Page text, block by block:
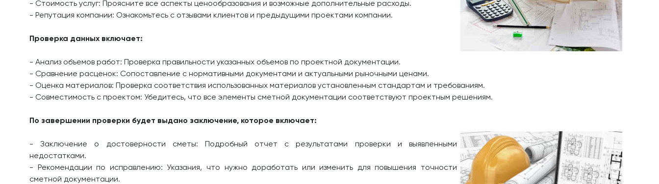
- Стоимость услуг: Проясните все аспекты ценообразования и возможные дополнительные расходы.
- Репутация компании: Ознакомьтесь с отзывами клиентов и предыдущими проектами компании.
Проверка данных включает:
- Анализ объемов работ: Проверка правильности указанных объемов по проектной документации.
- Сравнение расценок: Сопоставление с нормативными документами и актуальными рыночными ценами.
- Оценка материалов: Проверка соответствия использованных материалов установленным стандартам и требованиям.
- Совместимость с проектом: Убедитесь, что все элементы сметной документации соответствуют проектным решениям.
По завершении проверки будет выдано заключение, которое включает:
- Заключение о достоверности сметы: Подробный отчет с результатами проверки и выявленными
недостатками.
- Рекомендации по исправлению: Указания, что нужно доработать или изменить для повышения точности
сметной документации.